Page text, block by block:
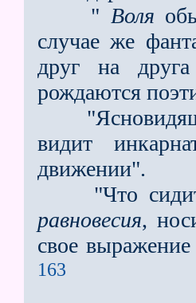
" Воля
случае же
друг на
рождаются
видит
движении".
"Что сидит в
равновесия,
свое
163